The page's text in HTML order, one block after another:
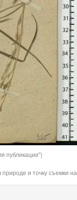
публикации")
и точку съемки на